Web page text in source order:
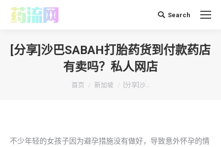
搜 Search
[分享]沙巴SABAH打胎药货到付款药店
有卖吗？私人网店
你在这里：
首页 新加坡 [分享]沙…
不少年轻的女孩子因为避孕措施没有做好，导致意外怀孕的情